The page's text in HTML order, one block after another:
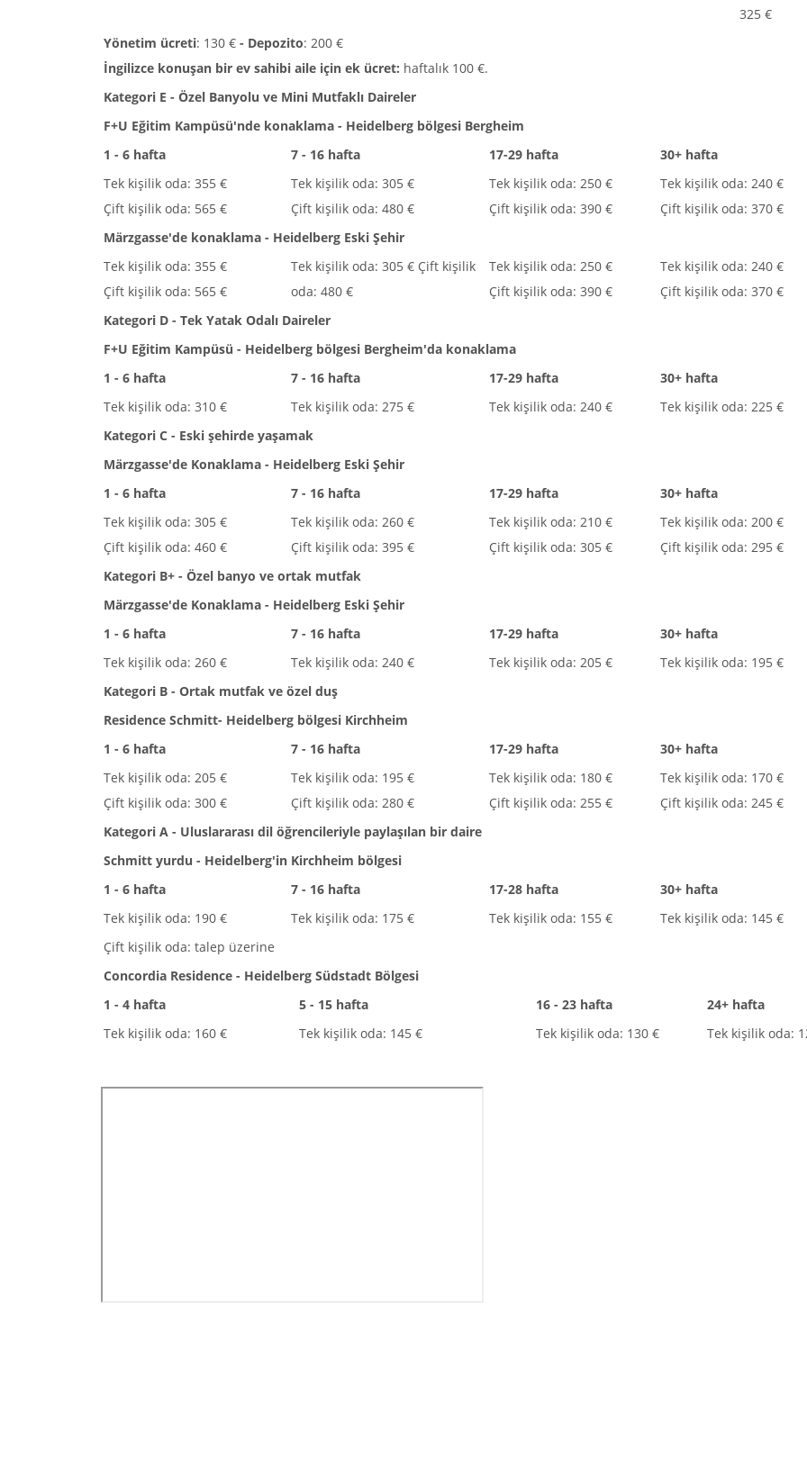
325 €
Yönetim ücreti: 130 € - Depozito: 200 €
İngilizce konuşan bir ev sahibi aile için ek ücret: haftalık 100 €.
Kategori E - Özel Banyolu ve Mini Mutfaklı Daireler
F+U Eğitim Kampüsü'nde konaklama - Heidelberg bölgesi Bergheim
1 - 6 hafta
7 - 16 hafta 17-29 hafta
30+ hafta
Tek kişilik oda: 355 €
Çift kişilik oda: 565 €
Tek kişilik oda: 305 €
Çift kişilik oda: 480 €
Tek kişilik oda: 250 €
Çift kişilik oda: 390 €
Tek kişilik oda: 240 €
Çift kişilik oda: 370 €
Märzgasse'de konaklama - Heidelberg Eski Şehir
Tek kişilik oda: 355 €
Çift kişilik oda: 565 €
Tek kişilik oda: 305 € Çift kişilik
oda: 480 €
Tek kişilik oda: 250 €
Çift kişilik oda: 390 €
Tek kişilik oda: 240 €
Çift kişilik oda: 370 €
Kategori D - Tek Yatak Odalı Daireler
F+U Eğitim Kampüsü - Heidelberg bölgesi Bergheim'da konaklama
1 - 6 hafta
7 - 16 hafta 17-29 hafta
30+ hafta
Tek kişilik oda: 310 €
Tek kişilik oda: 275 € Tek kişilik oda: 240 €
Tek kişilik oda: 225 €
Kategori C - Eski şehirde yaşamak
Märzgasse'de Konaklama - Heidelberg Eski Şehir
1 - 6 hafta
7 - 16 hafta 17-29 hafta
30+ hafta
Tek kişilik oda: 305 €
Çift kişilik oda: 460 €
Tek kişilik oda: 260 €
Çift kişilik oda: 395 €
Tek kişilik oda: 210 €
Çift kişilik oda: 305 €
Tek kişilik oda: 200 €
Çift kişilik oda: 295 €
Kategori B+ - Özel banyo ve ortak mutfak
Märzgasse'de Konaklama - Heidelberg Eski Şehir
1 - 6 hafta
7 - 16 hafta 17-29 hafta
30+ hafta
Tek kişilik oda: 260 €
Tek kişilik oda: 240 € Tek kişilik oda: 205 €
Tek kişilik oda: 195 €
Kategori B - Ortak mutfak ve özel duş
Residence Schmitt- Heidelberg bölgesi Kirchheim
1 - 6 hafta
7 - 16 hafta 17-29 hafta
30+ hafta
Tek kişilik oda: 205 €
Çift kişilik oda: 300 €
Tek kişilik oda: 195 €
Çift kişilik oda: 280 €
Tek kişilik oda: 180 €
Çift kişilik oda: 255 €
Tek kişilik oda: 170 €
Çift kişilik oda: 245 €
Kategori A - Uluslararası dil öğrencileriyle paylaşılan bir daire
Schmitt yurdu - Heidelberg'in Kirchheim bölgesi
1 - 6 hafta
7 - 16 hafta 17-28 hafta
30+ hafta
Tek kişilik oda: 190 €
Tek kişilik oda: 175 € Tek kişilik oda: 155 €
Tek kişilik oda: 145 €
Çift kişilik oda: talep üzerine
Concordia Residence - Heidelberg Südstadt Bölgesi
1 - 4 hafta
5 - 15 hafta 16 - 23 hafta
24+ hafta
Tek kişilik oda: 160 €
Tek kişilik oda: 145 € Tek kişilik oda: 130 € Tek kişilik oda: